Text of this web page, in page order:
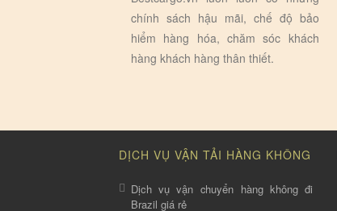
chính sách hậu mãi, chế độ bảo
hiểm hàng hóa, chăm sóc khách
hàng khách hàng thân thiết.
DỊCH VỤ VẬN TẢI HÀNG KHÔNG
Dịch vụ vận chuyển hàng không đi
Brazil giá rẻ